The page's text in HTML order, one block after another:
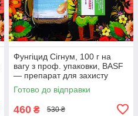
Фунгіцид Сігнум, 100 г на
вагу з проф. упаковки, BASF
— препарат для захисту
плодових рослин, полуниці
basf сигнум
Готово до відправки
460 ₴ 530 ₴